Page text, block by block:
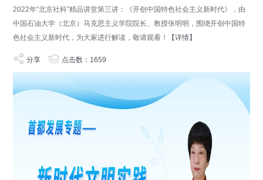
2022年“北京社科”精品讲堂第三讲：《开创中国特色社会主义新时代》，由
中国石油大学（北京）马克思主义学院院长、教授张明明，围绕开创中国特
色社会主义新时代，为大家进行解读，敬请观看！
【详情】
分享 点击数：1659